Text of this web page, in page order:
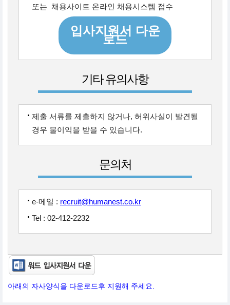
또는
채용사이트 온라인 채용시스템 접수
입사지원서 다운
로드
기타 유의사항
제출 서류를 제출하지 않거나, 허위사실이 발견될
경우 불이익을 받을 수 있습니다.
문의처
e-메일 : recruit@humanest.co.kr
Tel : 02-412-2232
아래의 자사양식을 다운로드후 지원해 주세요.